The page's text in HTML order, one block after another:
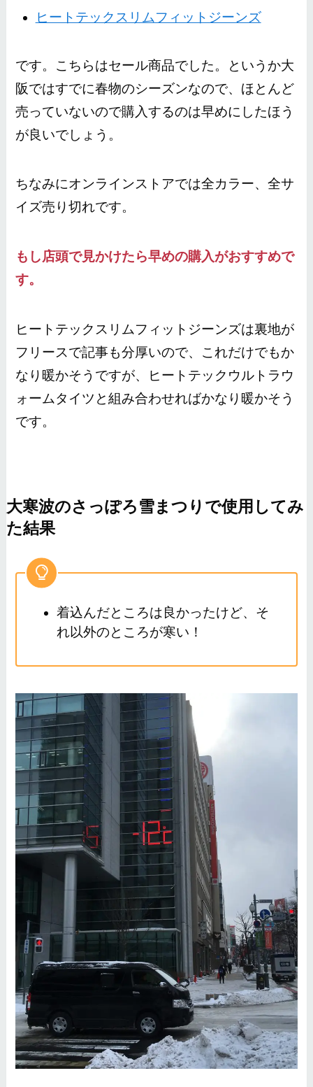
ヒートテックスリムフィットジーンズ
です。こちらはセール商品でした。というか大
阪ではすでに春物のシーズンなので、ほとんど
売っていないので購入するのは早めにしたほう
が良いでしょう。
ちなみにオンラインストアでは全カラー、全サ
イズ売り切れです。
もし店頭で見かけたら早めの購入がおすすめで
す。
ヒートテックスリムフィットジーンズは裏地が
フリースで記事も分厚いので、これだけでもか
なり暖かそうですが、ヒートテックウルトラウ
ォームタイツと組み合わせればかなり暖かそう
です。
大寒波のさっぽろ雪まつりで使用してみ
た結果
着込んだところは良かったけど、そ
れ以外のところが寒い！